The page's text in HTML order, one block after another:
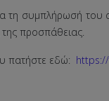
τη συμπλήρωσή
της προσπάθειας.
πατήστε εδώ: